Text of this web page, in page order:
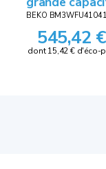
BEKO
545,42 €
dont 15,42 € d'éco-